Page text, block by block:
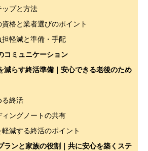
プと方法
格と業者選びのポイント
軽減と準備・手配
コミュニケーション
減らす終活準備｜安心できる老後のため
終活
ングノートの共有
減する終活のポイント
ランと家族の役割｜共に安心を築くステ